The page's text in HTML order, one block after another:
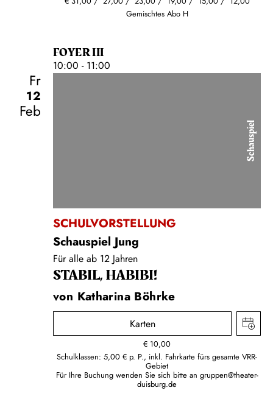
Gemischtes Abo H
FOYER III
10:00 - 11:00
Fr
12
Feb
Schauspiel
SCHULVORSTELLUNG
Schauspiel Jung
Für alle ab 12 Jahren
STABIL, HABIBI!
von Katharina Böhrke
Karten
€ 10,00
Schulklassen: 5,00 € p. P., inkl. Fahrkarte fürs gesamte VRR-
Gebiet
Für Ihre Buchung wenden Sie sich bitte an gruppen@theater-
duisburg.de